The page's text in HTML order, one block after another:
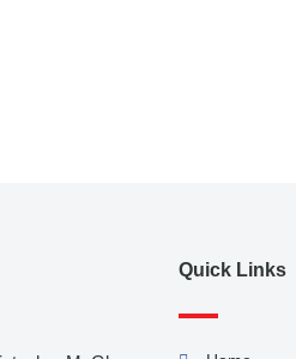
Quick Links